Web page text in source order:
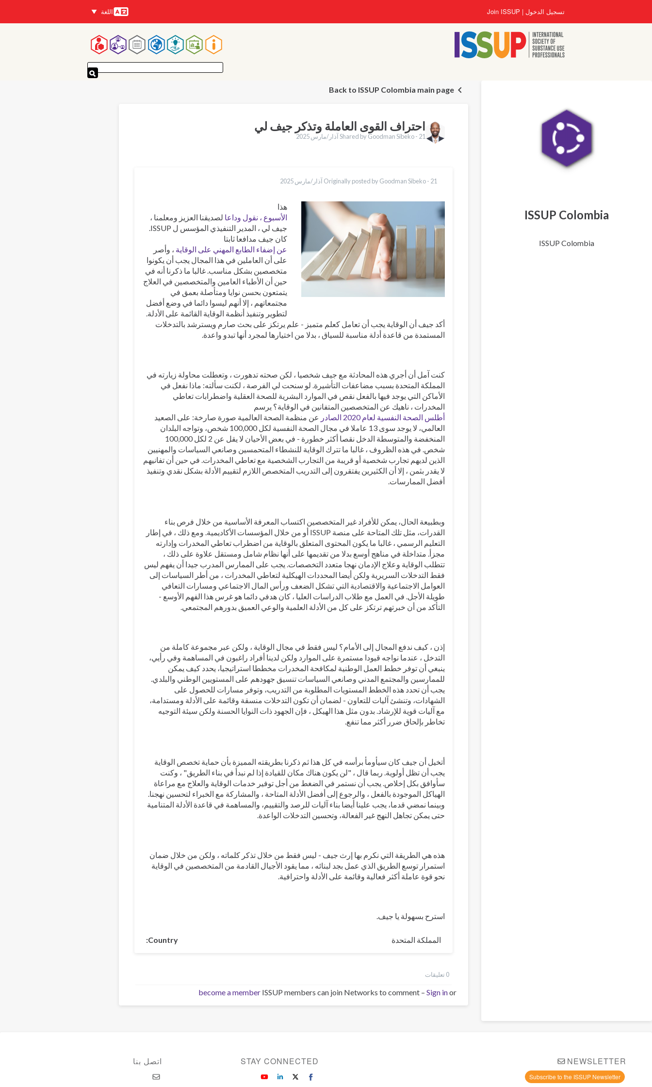
المحتوى
تسجيل الدخول Join ISSUP
اللغات
اللغة
القائمة
الرئيسية
ISSUP Colombia
ISSUP Colombia
Back to ISSUP Colombia main page
احتراف القوى العاملة وتذكر جيف لي
Shared by Goodman Sibeko - 21 آذار/مارس 2025
Originally posted by Goodman Sibeko - 21 آذار/مارس 2025
هذا
الأسبوع ، نقول وداعا لصديقنا العزيز ومعلمنا ،
جيف لي ، المدير التنفيذي المؤسس ل ISSUP.
كان جيف مدافعا ثابتا
عن إضفاء الطابع المهني على الوقاية ، وأصر
على أن العاملين في هذا المجال يجب أن يكونوا
متخصصين بشكل مناسب. غالبا ما ذكرنا أنه في
حين أن الأطباء العامين والمتخصصين في العلاج
يتمتعون بحسن نوايا ومتأصلة بعمق في
مجتمعاتهم ، إلا أنهم ليسوا دائما في وضع أفضل
لتطوير وتنفيذ أنظمة الوقاية القائمة على الأدلة.
أكد جيف أن الوقاية يجب أن تعامل كعلم متميز - علم يرتكز على بحث صارم ويسترشد بالتدخلات
المستمدة من قاعدة أدلة مناسبة للسياق ، بدلا من اختيارها لمجرد أنها تبدو واعدة.
كنت آمل أن أجري هذه المحادثة مع جيف شخصيا ، لكن صحته تدهورت ، وتعطلت محاولة زيارته في
المملكة المتحدة بسبب مضاعفات التأشيرة. لو سنحت لي الفرصة ، لكنت سألته: ماذا نفعل في
الأماكن التي يوجد فيها بالفعل نقص في الموارد البشرية للصحة العقلية واضطرابات تعاطي
المخدرات ، ناهيك عن المتخصصين المتفانين في الوقاية؟ يرسم
أطلس الصحة النفسية لعام 2020 الصادر
عن منظمة الصحة العالمية صورة صارخة: على الصعيد
العالمي، لا يوجد سوى 13 عاملا في مجال الصحة النفسية لكل 100,000 شخص، وتواجه البلدان
المنخفضة والمتوسطة الدخل نقصا أكثر خطورة - في بعض الأحيان لا يقل عن 2 لكل 100,000
شخص. في هذه الظروف ، غالبا ما تترك الوقاية للنشطاء المتحمسين وصانعي السياسات والمهنيين
الذين لديهم تجارب شخصية أو قريبة من التجارب الشخصية مع تعاطي المخدرات. في حين أن تفانيهم
لا يقدر بثمن ، إلا أن الكثيرين يفتقرون إلى التدريب المتخصص اللازم لتقييم الأدلة بشكل نقدي وتنفيذ
أفضل الممارسات.
وبطبيعة الحال، يمكن للأفراد غير المتخصصين اكتساب المعرفة الأساسية من خلال فرص بناء
القدرات، مثل تلك المتاحة على منصة ISSUP أو من خلال المؤسسات الأكاديمية. ومع ذلك ، في إطار
التعليم الرسمي ، غالبا ما يكون المحتوى المتعلق بالوقاية من اضطراب تعاطي المخدرات وإدارته
مجزأ. متداخلة في مناهج أوسع بدلا من تقديمها على أنها نظام شامل ومستقل علاوة على ذلك ،
تتطلب الوقاية وعلاج الإدمان نهجا متعدد التخصصات. يجب على الممارس المدرب جيدا أن يفهم ليس
فقط التدخلات السريرية ولكن أيضا المحددات الهيكلية لتعاطي المخدرات ، من أطر السياسات إلى
العوامل الاجتماعية والاقتصادية التي تشكل الضعف ورأس المال الاجتماعي ومسارات التعافي
طويلة الأجل. في العمل مع طلاب الدراسات العليا ، كان هدفي دائما هو غرس هذا الفهم الأوسع -
التأكد من أن خبرتهم ترتكز على كل من الأدلة العلمية والوعي العميق بدورهم المجتمعي.
إذن ، كيف ندفع المجال إلى الأمام؟ ليس فقط في مجال الوقاية ، ولكن عبر مجموعة كاملة من
التدخل ، عندما نواجه قيودا مستمرة على الموارد ولكن لدينا أفراد راغبون في المساهمة وفي رأيي،
ينبغي أن توفر خطط العمل الوطنية لمكافحة المخدرات مخططا استراتيجيا، يحدد كيف يمكن
للممارسين والمجتمع المدني وصانعي السياسات تنسيق جهودهم على المستويين الوطني والبلدي.
يجب أن تحدد هذه الخطط المستويات المطلوبة من التدريب، وتوفر مسارات للحصول على
الشهادات، وتنشئ آليات للتعاون - لضمان أن تكون التدخلات منسقة وقائمة على الأدلة ومستدامة،
مع آليات قوية للإرشاد. بدون مثل هذا الهيكل ، فإن الجهود ذات النوايا الحسنة ولكن سيئة التوجيه
تخاطر بإلحاق ضرر أكثر مما تنفع.
أتخيل أن جيف كان سيأومأ برأسه في كل هذا ثم ذكرنا بطريقته المميزة بأن حماية تخصص الوقاية
يجب أن تظل أولوية. ربما قال ، "لن يكون هناك مكان للقيادة إذا لم نبدأ في بناء الطريق" ، وكنت
سأوافق بكل إخلاص. يجب أن نستمر في الضغط من أجل توفير خدمات الوقاية والعلاج مع مراعاة
الهياكل الموجودة بالفعل ، والرجوع إلى أفضل الأدلة المتاحة ، والمشاركة مع الخبراء لتحسين نهجنا.
وبينما نمضي قدما، يجب علينا أيضا بناء آليات للرصد والتقييم، والمساهمة في قاعدة الأدلة المتنامية
حتى يمكن تجاهل النهج غير الفعالة، وتحسين التدخلات الواعدة.
هذه هي الطريقة التي نكرم بها إرث جيف - ليس فقط من خلال تذكر كلماته ، ولكن من خلال ضمان
استمرار توسع الطريق الذي عمل بجد لبنائه ، مما يقود الأجيال القادمة من المتخصصين في الوقاية
نحو قوة عاملة أكثر فعالية وقائمة على الأدلة واحترافية.
استرح بسهولة يا جيف.
Country المملكة المتحدة
0 تعليقات
ISSUP members can join Networks to comment –Sign inor
become a member
اتصل بنا STAY CONNECTED NEWSLETTER
Subscribe to the ISSUP Newsletter